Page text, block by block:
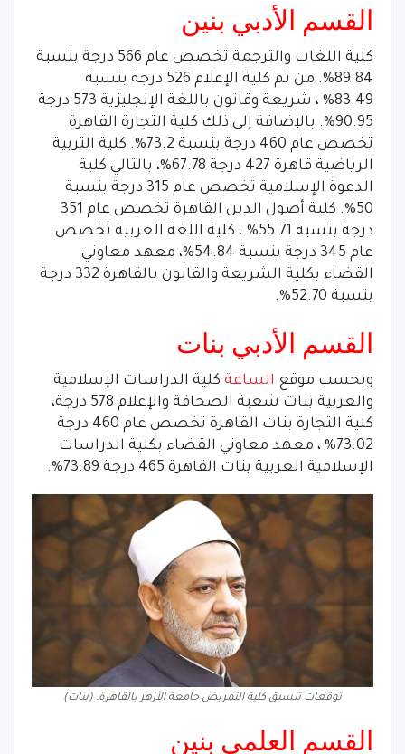
القسم الأدبي بنين
كلية اللغات والترجمة تخصص عام 566 درجة بنسبة
89.84%. من ثم كلية الإعلام 526 درجة بنسبة
83.49% ، شريعة وقانون باللغة الإنجليزية 573 درجة
90.95%. بالإضافة إلى ذلك كلية التجارة القاهرة
تخصص عام 460 درجة بنسبة 73.2%. كلية التربية
الرياضية قاهرة 427 درجة 67.78%، بالتالي كلية
الدعوة الإسلامية تخصص عام 315 درجة بنسبة
50%. كلية أصول الدين القاهرة تخصص عام 351
درجة بنسبة 55.71%.، كلية اللغة العربية تخصص
عام 345 درجة بنسبة 54.84%، معهد معاوني
القضاء بكلية الشريعة والقانون بالقاهرة 332 درجة
بنسبة 52.70%.
القسم الأدبي بنات
وبحسب موقع الساعة كلية الدراسات الإسلامية
والعربية بنات شعبة الصحافة والإعلام 578 درجة،
كلية التجارة بنات القاهرة تخصص عام 460 درجة
73.02% ، معهد معاوني القضاء بكلية الدراسات
الإسلامية العربية بنات القاهرة 465 درجة 73.89%.
توقعات تنسيق كلية التمريض جامعة الأزهر بالقاهرة. (بنات)
القسم العلمي بنين